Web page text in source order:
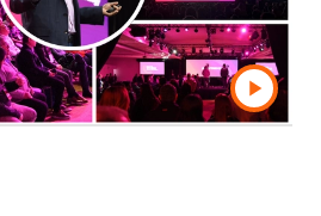
y referentes con un
liderar la transformación
más avanzadas de la